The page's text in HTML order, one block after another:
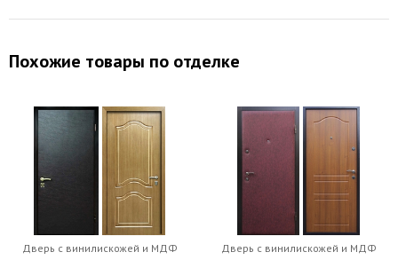
Похожие товары по отделке
Дверь с винилискожей и МДФ Дверь с винилискожей и МДФ